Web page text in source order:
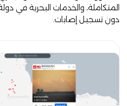
المتكاملة، والخدمات البحرية في
دون تسجيل إصابات.